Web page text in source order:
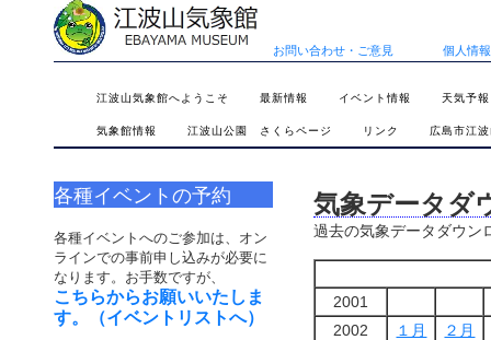
お問い合わせ・ご意見 個人情
CONTENT
江波山気象館へようこそ 最新情報 イベント情報 天気予報
気象館情報 江波山公園 さくらページ リンク 広島市江
気象データダ
過去の気象データダウン
2001
2002
１月
２月
各種イベントの予約
各種イベントへのご参加は、オン
ラインでの事前申し込みが必要に
なります。お手数ですが、
こちらからお願いいたしま
す。（イベントリストへ）